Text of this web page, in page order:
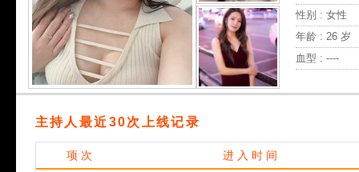
性别 : 女性
年龄 : 26 岁
血型 : ----
主持人最近30次上线记录
项 次 进 入 时 间